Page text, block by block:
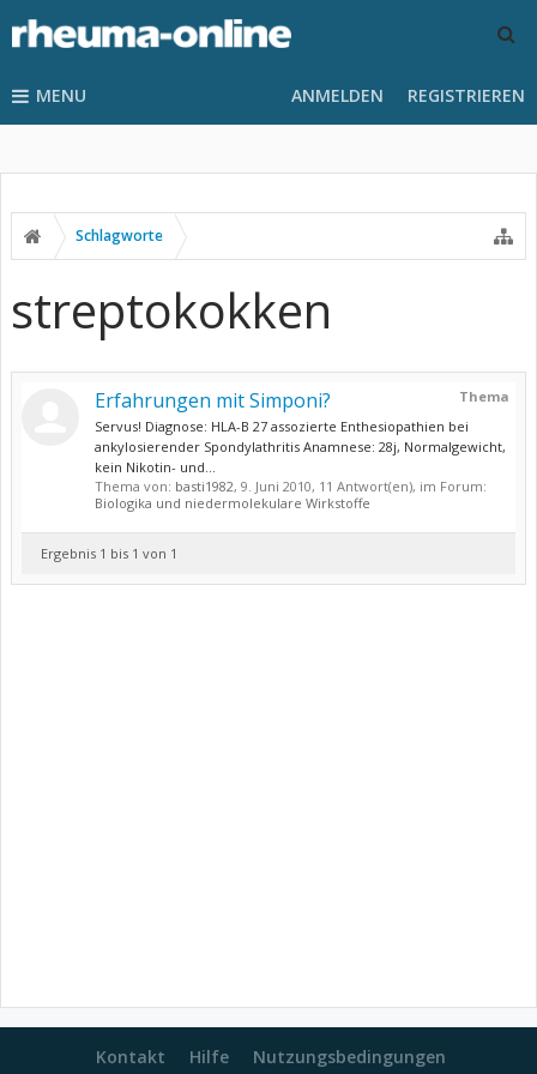
MENU ANMELDEN REGISTRIEREN
Schlagworte
streptokokken
Thema
Erfahrungen mit Simponi?
Servus! Diagnose: HLA-B 27 assozierte Enthesiopathien bei
ankylosierender Spondylathritis Anamnese: 28j, Normalgewicht,
kein Nikotin- und...
Thema von: basti1982, 9. Juni 2010, 11 Antwort(en), im Forum:
Biologika und niedermolekulare Wirkstoffe
Ergebnis 1 bis 1 von 1
Kontakt Hilfe Nutzungsbedingungen